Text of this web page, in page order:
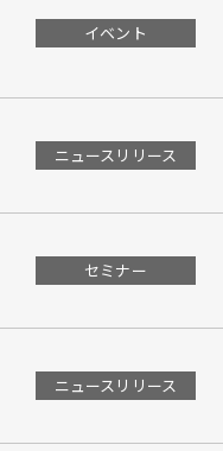
イベント
ニュースリリース
セミナー
ニュースリリース